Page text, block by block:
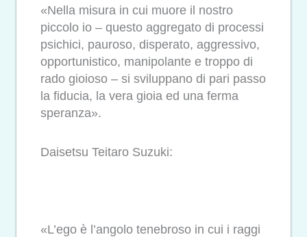
«Nella misura in cui muore il nostro
piccolo io – questo aggregato di processi
psichici, pauroso, disperato, aggressivo,
opportunistico, manipolante e troppo di
rado gioioso – si sviluppano di pari passo
la fiducia, la vera gioia ed una ferma
speranza».
Daisetsu Teitaro Suzuki:
«L’ego è l’angolo tenebroso in cui i raggi